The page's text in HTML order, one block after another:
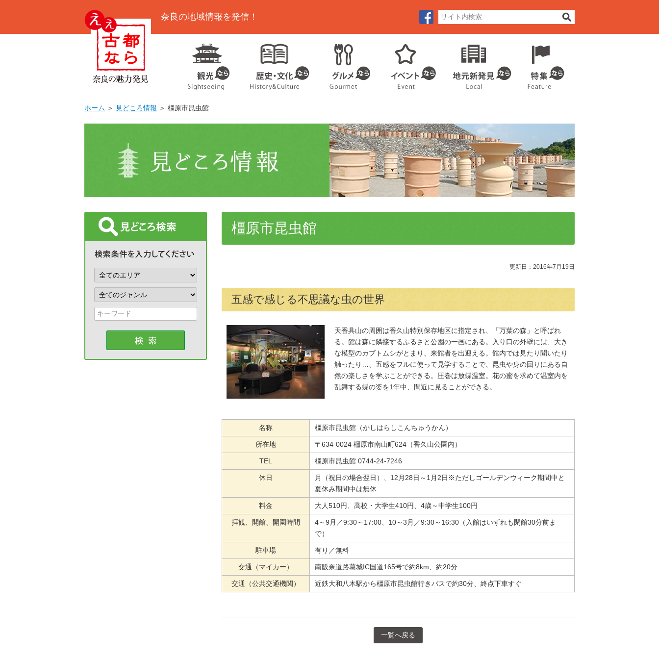
奈良の地域情報を発信！
ホーム ＞ 見どころ情報 ＞ 橿原市昆虫館
橿原市昆虫館
更新日：2016年7月19日
五感で感じる不思議な虫の世界
天香具山の周囲は香久山特別保存地区に指定され、「万葉の森」と呼ばれ
る。館は森に隣接するふるさと公園の一画にある。入り口の外壁には、大き
な模型のカブトムシがとまり、来館者を出迎える。館内では見たり聞いたり
触ったり…、五感をフルに使って見学することで、昆虫や身の回りにある自
然の楽しさを学ぶことができる。圧巻は放蝶温室。花の蜜を求めて温室内を
乱舞する蝶の姿を1年中、間近に見ることができる。
名称 橿原市昆虫館（かしはらしこんちゅうかん）
所在地 〒634-0024 橿原市南山町624（香久山公園内）
TEL 橿原市昆虫館 0744-24-7246
休日
月（祝日の場合翌日）、12月28日～1月2日※ただしゴールデンウィーク期間中と
夏休み期間中は無休
料金 大人510円、高校・大学生410円、4歳～中学生100円
拝観、開館、開園時間
4～9月／9:30～17:00、10～3月／9:30～16:30（入館はいずれも閉館30分前ま
で）
駐車場 有り／無料
交通（マイカー） 南阪奈道路葛城IC国道165号で約8km、約20分
交通（公共交通機関） 近鉄大和八木駅から橿原市昆虫館行きバスで約30分、終点下車すぐ
一覧へ戻る